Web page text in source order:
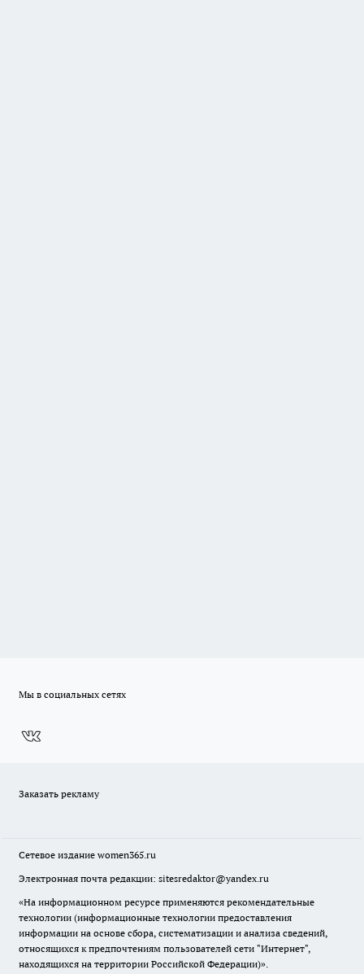
Мы в социальных сетях
Заказать рекламу
Сетевое издание women365.ru
Электронная почта редакции: sitesredaktor@yandex.ru
«На информационном ресурсе применяются рекомендательные
технологии (информационные технологии предоставления
информации на основе сбора, систематизации и анализа сведений,
относящихся к предпочтениям пользователей сети "Интернет",
находящихся на территории Российской Федерации)».